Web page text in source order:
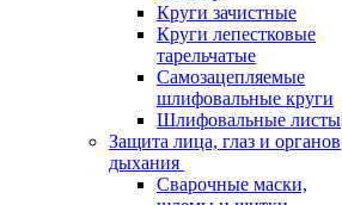
Круги зачистные
Круги лепестковые
тарельчатые
Самозацепляемые
шлифовальные круги
Шлифовальные листы
Защита лица, глаз и органов
дыхания
Сварочные маски,